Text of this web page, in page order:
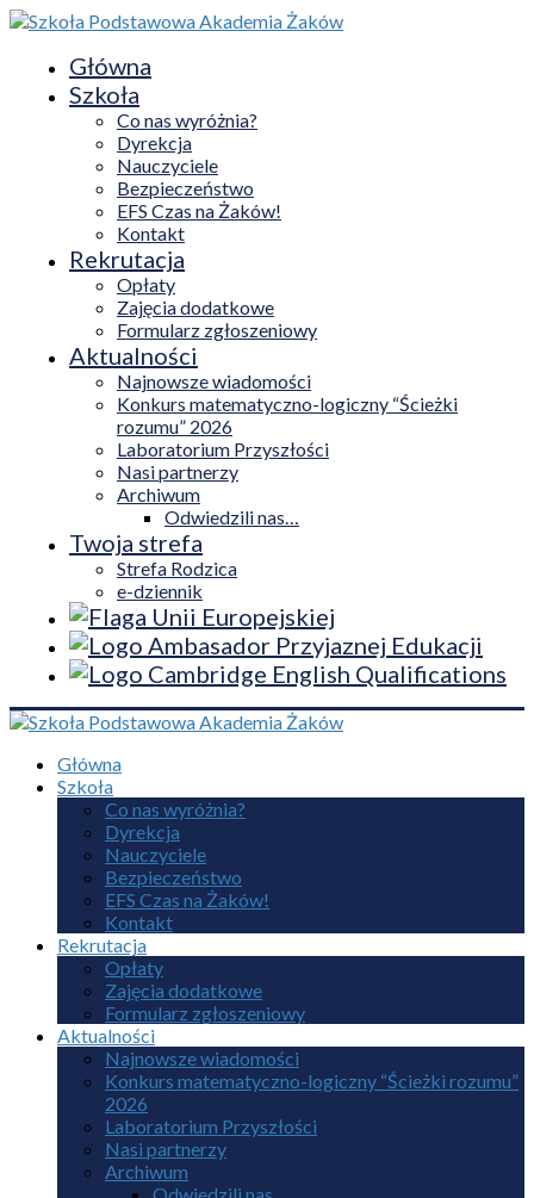
Główna
Szkoła
Co nas wyróżnia?
Dyrekcja
Nauczyciele
Bezpieczeństwo
EFS Czas na Żaków!
Kontakt
Rekrutacja
Opłaty
Zajęcia dodatkowe
Formularz zgłoszeniowy
Aktualności
Najnowsze wiadomości
Konkurs matematyczno-logiczny “Ścieżki
rozumu” 2026
Laboratorium Przyszłości
Nasi partnerzy
Archiwum
Odwiedzili nas…
Twoja strefa
Strefa Rodzica
e-dziennik
Główna
Szkoła
Co nas wyróżnia?
Dyrekcja
Nauczyciele
Bezpieczeństwo
EFS Czas na Żaków!
Kontakt
Rekrutacja
Opłaty
Zajęcia dodatkowe
Formularz zgłoszeniowy
Aktualności
Najnowsze wiadomości
Konkurs matematyczno-logiczny “Ścieżki rozumu”
2026
Laboratorium Przyszłości
Nasi partnerzy
Archiwum